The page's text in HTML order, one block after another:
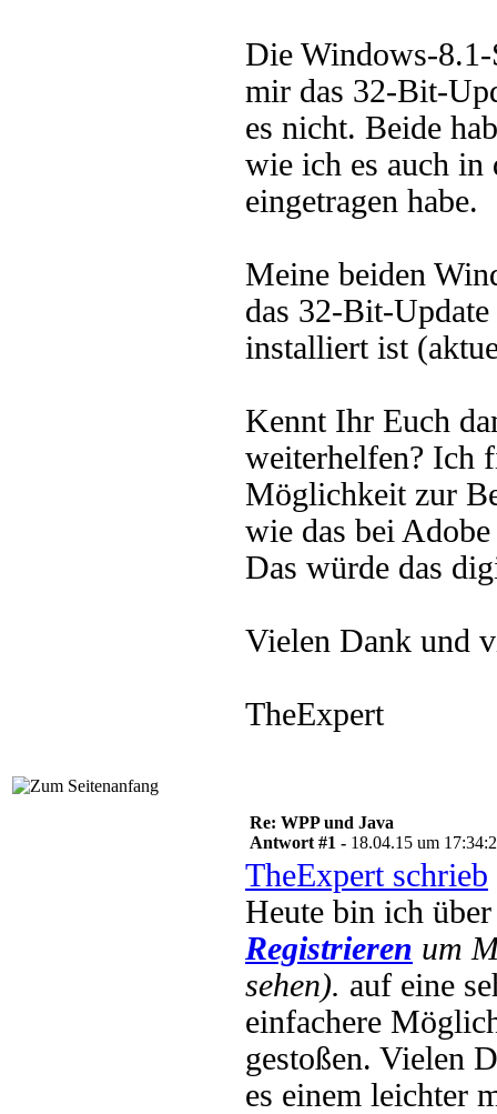
Die Windows-
mir das 32-Bit-
es nicht. Beide
wie ich es auch
eingetragen habe.
Meine beiden
das 32-Bit-
installiert ist
Kennt Ihr Euch
weiterhelfen? Ich
Möglichkeit zur
wie das bei
Das würde das
Vielen Dank und
TheExpert
Re: WPP und Java
Antwort #1 - 18.04.15 um
TheExpert schrieb
Heute bin ich
Registrieren um
sehen). auf eine
einfachere
gestoßen. Vielen
es einem leichter